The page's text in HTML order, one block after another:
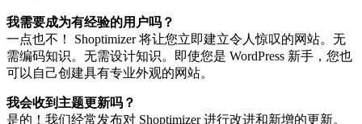
我需要成为有经验的用户吗？
一点也不！ Shoptimizer 将让您立即建立令人惊叹的网站。无
需编码知识。无需设计知识。即使您是 WordPress 新手，您也
可以自己创建具有专业外观的网站。
我会收到主题更新吗？
是的！我们经常发布对 Shoptimizer 进行改进和新增的更新。